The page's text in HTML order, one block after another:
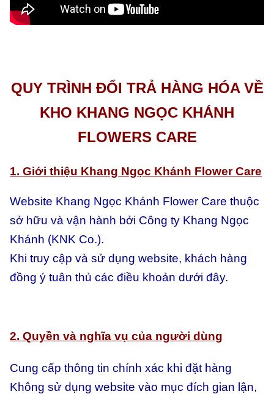
QUY TRÌNH ĐỔI TRẢ HÀNG HÓA VỀ
KHO KHANG NGỌC KHÁNH
FLOWERS CARE
1. Giới thiệu Khang Ngọc Khánh Flower Care
Website Khang Ngọc Khánh Flower Care thuộc
sở hữu và vận hành bởi Công ty Khang Ngọc
Khánh (KNK Co.).
Khi truy cập và sử dụng website, khách hàng
đồng ý tuân thủ các điều khoản dưới đây.
2. Quyền và nghĩa vụ của người dùng
Cung cấp thông tin chính xác khi đặt hàng
Không sử dụng website vào mục đích gian lận,